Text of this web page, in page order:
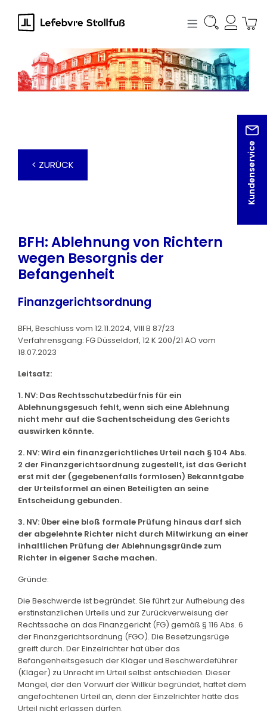
springen
Kundenservice
< ZURÜCK
BFH: Ablehnung von Richtern
wegen Besorgnis der
Befangenheit
Finanzgerichtsordnung
BFH, Beschluss vom 12.11.2024, VIII B 87/23
Verfahrensgang: FG Düsseldorf, 12 K 200/21 AO vom
18.07.2023
Leitsatz:
1. NV: Das Rechtsschutzbedürfnis für ein
Ablehnungsgesuch fehlt, wenn sich eine Ablehnung
nicht mehr auf die Sachentscheidung des Gerichts
auswirken könnte.
2. NV: Wird ein finanzgerichtliches Urteil nach § 104 Abs.
2 der Finanzgerichtsordnung zugestellt, ist das Gericht
erst mit der (gegebenenfalls formlosen) Bekanntgabe
der Urteilsformel an einen Beteiligten an seine
Entscheidung gebunden.
3. NV: Über eine bloß formale Prüfung hinaus darf sich
der abgelehnte Richter nicht durch Mitwirkung an einer
inhaltlichen Prüfung der Ablehnungsgründe zum
Richter in eigener Sache machen.
Gründe:
Die Beschwerde ist begründet. Sie führt zur Aufhebung des
erstinstanzlichen Urteils und zur Zurückverweisung der
Rechtssache an das Finanzgericht (FG) gemäß § 116 Abs. 6
der Finanzgerichtsordnung (FGO). Die Besetzungsrüge
greift durch. Der Einzelrichter hat über das
Befangenheitsgesuch der Kläger und Beschwerdeführer
(Kläger) zu Unrecht im Urteil selbst entschieden. Dieser
Mangel, der den Vorwurf der Willkür begründet, haftet dem
angefochtenen Urteil an, denn der Einzelrichter hätte das
Urteil nicht erlassen dürfen.